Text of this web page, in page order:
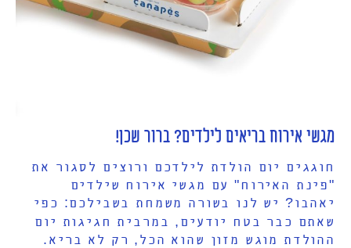
מגשי אירוח בריאים לילדים? ברור שכן!
חוגגים יום הולדת לילדכם ורוצים לסגור את
"פינת האירוח" עם מגשי אירוח שילדים
יאהבו? יש לנו בשורה משמחת בשבילכם: כפי
שאתם כבר בטח יודעים, במרבית חגיגות יום
ההולדת מוגש מזון שהוא הכל, רק לא בריא.